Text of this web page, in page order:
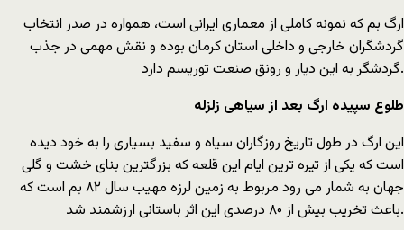
ارگ بم که نمونه کاملی از معماری ایرانی است، همواره در صدر انتخاب
گردشگران خارجی و داخلی استان کرمان بوده و نقش مهمی در جذب
گردشگر به این دیار و رونق صنعت توریسم دارد.
طلوع سپیده ارگ بعد از سیاهی زلزله
این ارگ در طول تاریخ روزگاران سیاه و سفید بسیاری را به خود دیده
است که یکی از تیره ترین ایام این قلعه که بزرگترین بنای خشت و گلی
جهان به شمار می رود مربوط به زمین لرزه مهیب سال ۸۲ بم است که
باعث تخریب بیش از ۸۰ درصدی این اثر باستانی ارزشمند شد.